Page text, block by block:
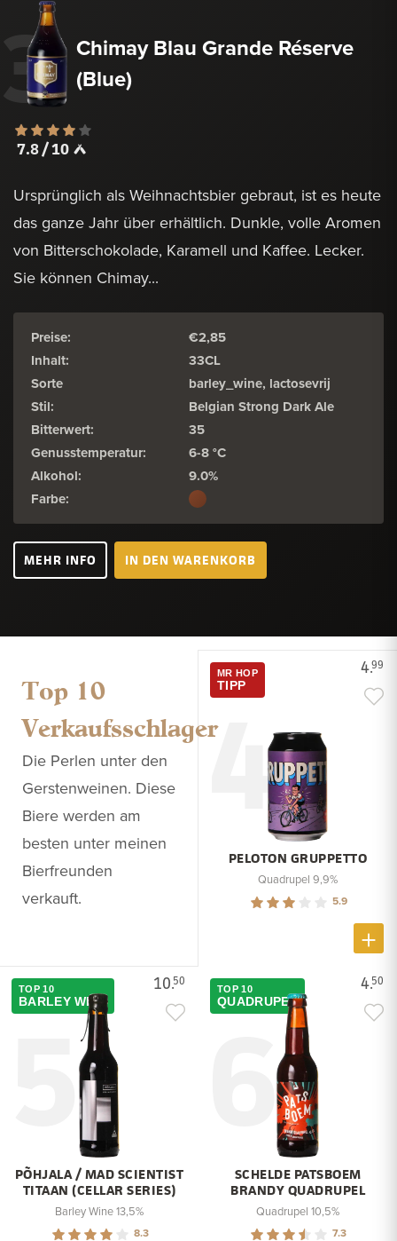
3
Chimay Blau Grande Réserve
(Blue)
7.8 / 10
Ursprünglich als Weihnachtsbier gebraut, ist es heute
das ganze Jahr über erhältlich. Dunkle, volle Aromen
von Bitterschokolade, Karamell und Kaffee. Lecker.
Sie können Chimay...
Preise:
€2,85
Inhalt:
33CL
Sorte
barley_wine, lactosevrij
Stil:
Belgian Strong Dark Ale
Bitterwert:
35
Genusstemperatur:
6-8 °C
Alkohol:
9.0%
Farbe:
MEHR INFO IN DEN WARENKORB
Top 10
Verkaufsschlager
Die Perlen unter den
Gerstenweinen. Diese
Biere werden am
besten unter meinen
Bierfreunden
verkauft.
4
4.99
MR HOP
TIPP
PELOTON GRUPPETTO
Quadrupel 9,9%
5.9
5
10.50
TOP 10
BARLEY WINE
PÕHJALA / MAD SCIENTIST
TITAAN (CELLAR SERIES)
Barley Wine 13,5%
8.3
6
4.50
TOP 10
QUADRUPEL
SCHELDE PATSBOEM
BRANDY QUADRUPEL
Quadrupel 10,5%
7.3